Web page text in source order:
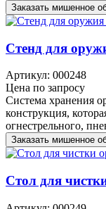
Заказать мишенное
Стенд для
Артикул: 000248
Цена по запросу
Система хранения
конструкция,
огнестрельного,
Заказать мишенное
Стол для